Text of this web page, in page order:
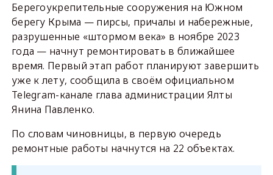
Берегоукрепительные сооружения на Южном
берегу Крыма — пирсы, причалы и набережные,
разрушенные «штормом века» в ноябре 2023
года — начнут ремонтировать в ближайшее
время. Первый этап работ планируют завершить
уже к лету, сообщила в своём официальном
Telegram-канале глава администрации Ялты
Янина Павленко.
По словам чиновницы, в первую очередь
ремонтные работы начнутся на 22 объектах.